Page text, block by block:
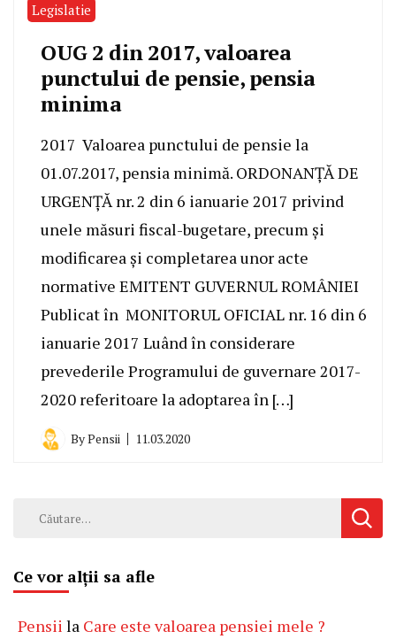
Legislatie
OUG 2 din 2017, valoarea
punctului de pensie, pensia
minima
2017 Valoarea punctului de pensie la
01.07.2017, pensia minimă. ORDONANȚĂ DE
URGENȚĂ nr. 2 din 6 ianuarie 2017 privind
unele măsuri fiscal-bugetare, precum și
modificarea și completarea unor acte
normative EMITENT GUVERNUL ROMÂNIEI
Publicat în MONITORUL OFICIAL nr. 16 din 6
ianuarie 2017 Luând în considerare
prevederile Programului de guvernare 2017-
2020 referitoare la adoptarea în […]
ByPensii 11.03.2020
Caută
Ce vor alții sa afle
Pensii la Care este valoarea pensiei mele ?